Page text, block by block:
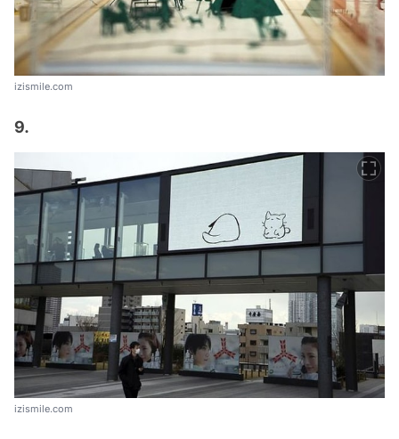
izismile.com
9.
izismile.com